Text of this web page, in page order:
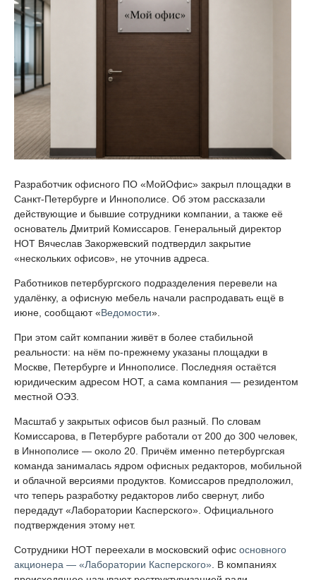
Разработчик офисного ПО «МойОфис» закрыл площадки в
Санкт-Петербурге и Иннополисе. Об этом рассказали
действующие и бывшие сотрудники компании, а также её
основатель Дмитрий Комиссаров. Генеральный директор
НОТ Вячеслав Закоржевский подтвердил закрытие
«нескольких офисов», не уточнив адреса.
Работников петербургского подразделения перевели на
удалёнку, а офисную мебель начали распродавать ещё в
июне, сообщают «Ведомости».
При этом сайт компании живёт в более стабильной
реальности: на нём по-прежнему указаны площадки в
Москве, Петербурге и Иннополисе. Последняя остаётся
юридическим адресом НОТ, а сама компания — резидентом
местной ОЭЗ.
Масштаб у закрытых офисов был разный. По словам
Комиссарова, в Петербурге работали от 200 до 300 человек,
в Иннополисе — около 20. Причём именно петербургская
команда занималась ядром офисных редакторов, мобильной
и облачной версиями продуктов. Комиссаров предположил,
что теперь разработку редакторов либо свернут, либо
передадут «Лаборатории Касперского». Официального
подтверждения этому нет.
Сотрудники НОТ переехали в московский офис основного
акционера — «Лаборатории Касперского» . В компаниях